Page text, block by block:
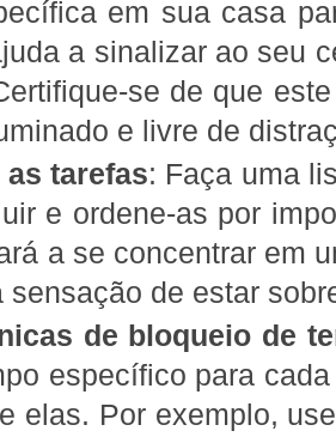
em sua casa
a sinalizar ao seu
se de que
e livre de
tarefas: Faça uma
e ordene-as por
a se concentrar em
sensação de estar
de bloqueio de
específico para
elas. Por exemplo,